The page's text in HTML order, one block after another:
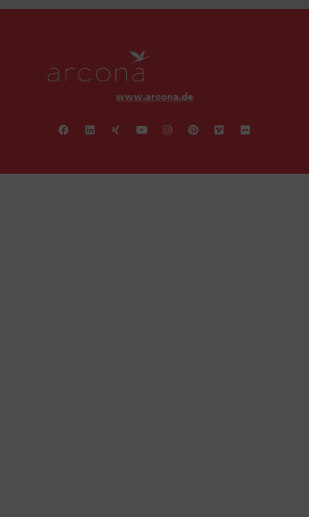
www.arcona.de